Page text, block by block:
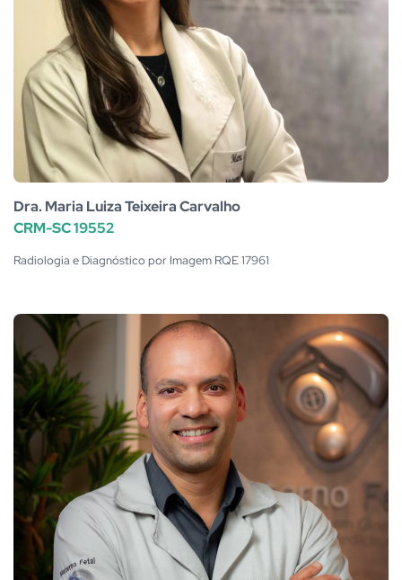
Dra. Maria Luiza Teixeira Carvalho
CRM-SC 19552
Radiologia e Diagnóstico por Imagem RQE 17961